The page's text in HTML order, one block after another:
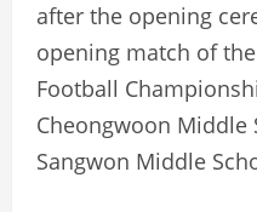
after the opening
opening match of the
Football
Cheongwoon Middle
Sangwon Middle